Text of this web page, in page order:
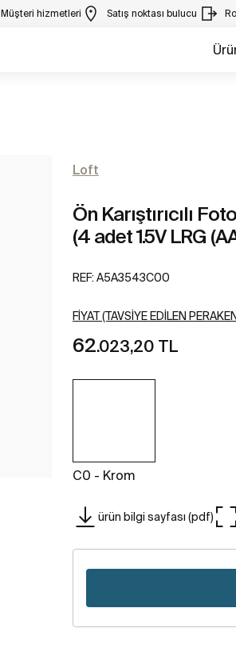
Müşteri hizmetleri Satış noktası bulucu
Loft
Ön Karıştırıcılı
(4 adet 1.5V LRG
REF: A5A3543C00
FIYAT (TAVSIYE EDILEN
62.023,20 TL
C0 - Krom
ürün bilgi sayfası (pdf)